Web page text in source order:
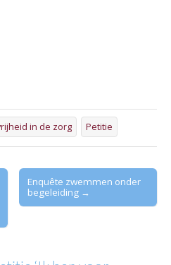
in de zorg Petitie
Enquête zwemmen onder
begeleiding →